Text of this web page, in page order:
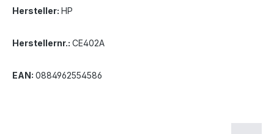
Hersteller: HP
Herstellernr.: CE402A
EAN: 0884962554586